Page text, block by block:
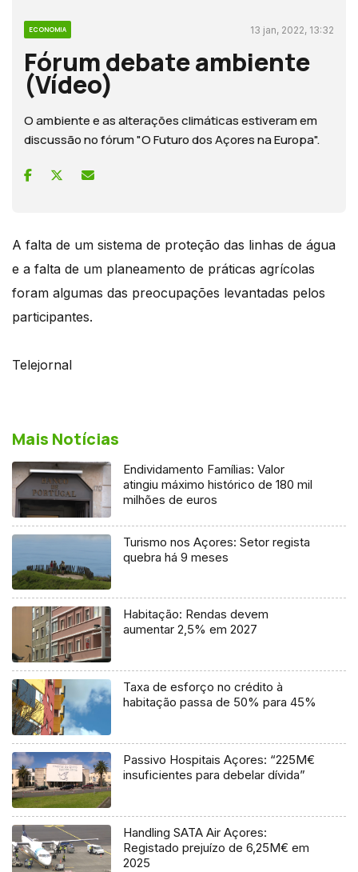
ECONOMIA 13 jan, 2022, 13:32
Fórum debate ambiente
(Vídeo)
O ambiente e as alterações climáticas estiveram em
discussão no fórum "O Futuro dos Açores na Europa".
A falta de um sistema de proteção das linhas de água
e a falta de um planeamento de práticas agrícolas
foram algumas das preocupações levantadas pelos
participantes.
Telejornal
Mais Notícias
Endividamento Famílias: Valor
atingiu máximo histórico de 180 mil
milhões de euros
Turismo nos Açores: Setor regista
quebra há 9 meses
Habitação: Rendas devem
aumentar 2,5% em 2027
Taxa de esforço no crédito à
habitação passa de 50% para 45%
Passivo Hospitais Açores: “225M€
insuficientes para debelar dívida”
Handling SATA Air Açores:
Registado prejuízo de 6,25M€ em
2025